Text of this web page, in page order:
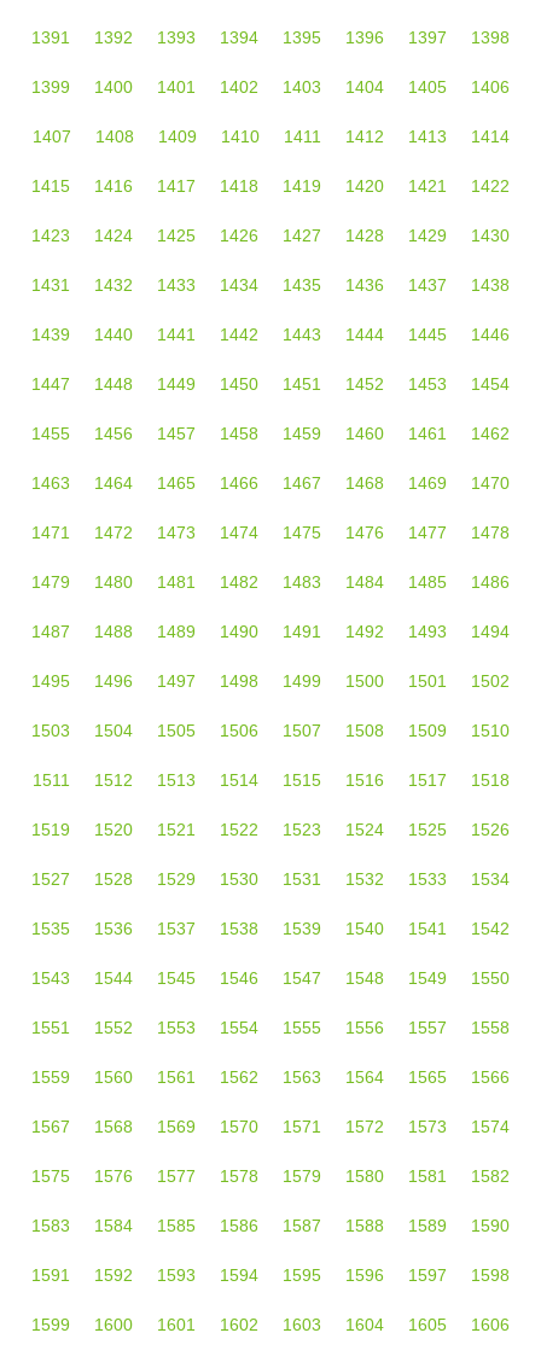
1391 1392 1393 1394 1395 1396 1397 1398
1399 1400 1401 1402 1403 1404 1405 1406
1407 1408 1409 1410 1411 1412 1413 1414
1415 1416 1417 1418 1419 1420 1421 1422
1423 1424 1425 1426 1427 1428 1429 1430
1431 1432 1433 1434 1435 1436 1437 1438
1439 1440 1441 1442 1443 1444 1445 1446
1447 1448 1449 1450 1451 1452 1453 1454
1455 1456 1457 1458 1459 1460 1461 1462
1463 1464 1465 1466 1467 1468 1469 1470
1471 1472 1473 1474 1475 1476 1477 1478
1479 1480 1481 1482 1483 1484 1485 1486
1487 1488 1489 1490 1491 1492 1493 1494
1495 1496 1497 1498 1499 1500 1501 1502
1503 1504 1505 1506 1507 1508 1509 1510
1511 1512 1513 1514 1515 1516 1517 1518
1519 1520 1521 1522 1523 1524 1525 1526
1527 1528 1529 1530 1531 1532 1533 1534
1535 1536 1537 1538 1539 1540 1541 1542
1543 1544 1545 1546 1547 1548 1549 1550
1551 1552 1553 1554 1555 1556 1557 1558
1559 1560 1561 1562 1563 1564 1565 1566
1567 1568 1569 1570 1571 1572 1573 1574
1575 1576 1577 1578 1579 1580 1581 1582
1583 1584 1585 1586 1587 1588 1589 1590
1591 1592 1593 1594 1595 1596 1597 1598
1599 1600 1601 1602 1603 1604 1605 1606